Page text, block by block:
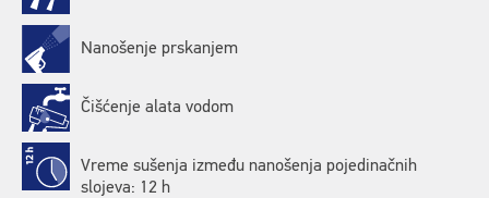
Nanošenje prskanjem
Čišćenje alata vodom
Vreme sušenja između nanošenja pojedinačnih
slojeva: 12 h